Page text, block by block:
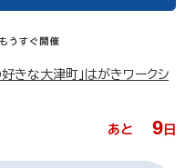
好きな大津町」はがきワークシ
あと 9日